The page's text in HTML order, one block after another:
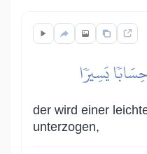
يَسِيرٗا
der wird einer
unterzogen,